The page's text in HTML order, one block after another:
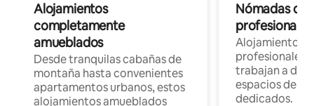
Alojamientos
completamente
amueblados
Desde tranquilas cabañas de
montaña hasta convenientes
apartamentos urbanos, estos
alojamientos amueblados
Nómadas
Alojamientos
profesionales
trabajan a
espacios de
dedicados.